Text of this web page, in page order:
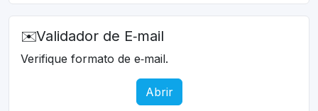
✉️Validador de E‑mail
Verifique formato de e‑mail.
Abrir